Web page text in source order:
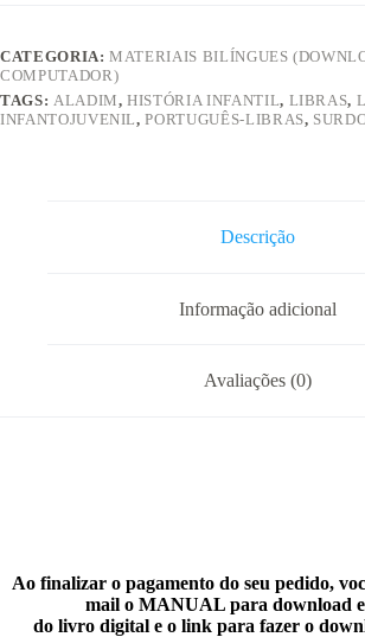
CATEGORIA:MATERIAIS BILÍNGUES
COMPUTADOR)
TAGS: ALADIM,HISTÓRIA INFANTIL, LIBRAS,
INFANTOJUVENIL,PORTUGUÊS-LIBRAS,
Descrição
Informação adicional
Avaliações (0)
Ao finalizar o pagamento do seu pedido,
mail o MANUAL para download
do livro digital e o link para fazer o